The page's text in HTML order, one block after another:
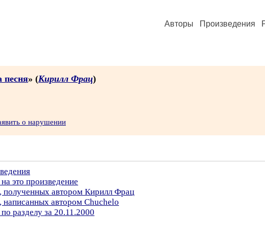
Авторы Произведения
песня» (Кирилл Фрац)
о нарушении
это произведение
полученных автором Кирилл Фрац
написанных автором Chuchelo
разделу за 20.11.2000